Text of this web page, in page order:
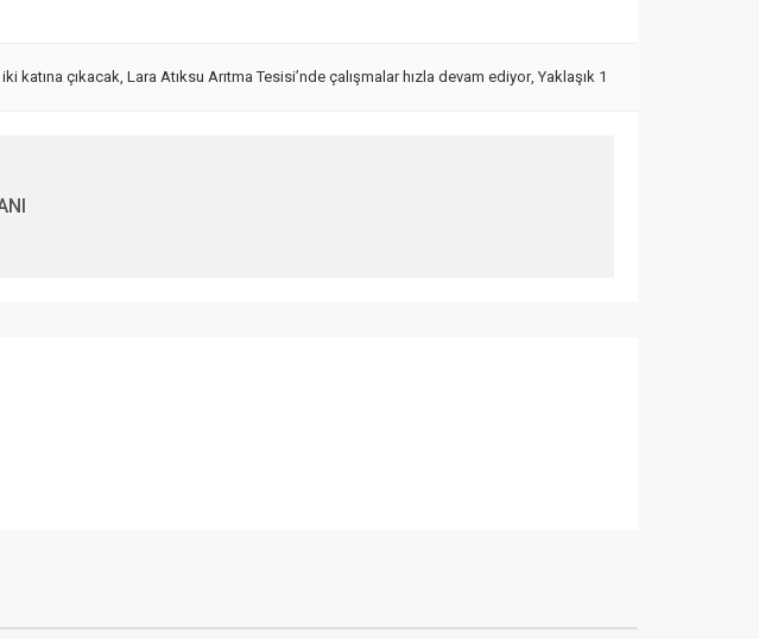
katına çıkacak, Lara Atıksu Arıtma Tesisi’nde çalışmalar hızla devam ediyor, Yaklaşık 1